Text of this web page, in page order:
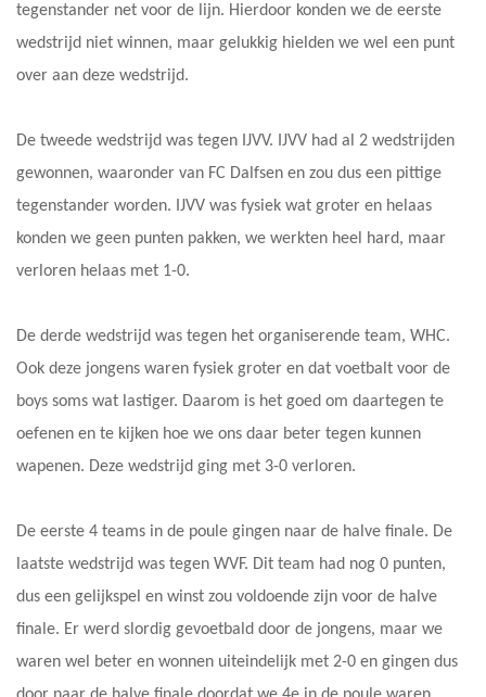
tegenstander net voor de lijn. Hierdoor konden we de eerste
wedstrijd niet winnen, maar gelukkig hielden we wel een punt
over aan deze wedstrijd.
De tweede wedstrijd was tegen IJVV. IJVV had al 2 wedstrijden
gewonnen, waaronder van FC Dalfsen en zou dus een pittige
tegenstander worden. IJVV was fysiek wat groter en helaas
konden we geen punten pakken, we werkten heel hard, maar
verloren helaas met 1-0.
De derde wedstrijd was tegen het organiserende team, WHC.
Ook deze jongens waren fysiek groter en dat voetbalt voor de
boys soms wat lastiger. Daarom is het goed om daartegen te
oefenen en te kijken hoe we ons daar beter tegen kunnen
wapenen. Deze wedstrijd ging met 3-0 verloren.
De eerste 4 teams in de poule gingen naar de halve finale. De
laatste wedstrijd was tegen WVF. Dit team had nog 0 punten,
dus een gelijkspel en winst zou voldoende zijn voor de halve
finale. Er werd slordig gevoetbald door de jongens, maar we
waren wel beter en wonnen uiteindelijk met 2-0 en gingen dus